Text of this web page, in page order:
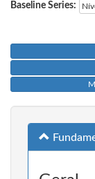
Baseline Series: